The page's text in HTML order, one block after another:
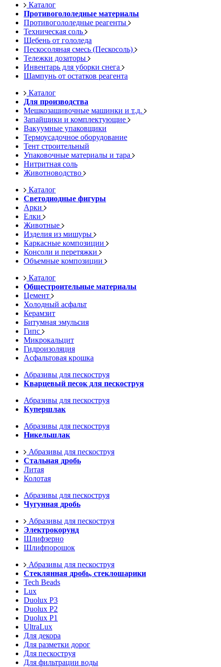
Каталог
Противогололедные материалы
Противогололедные реагенты
Техническая соль
Щебень от гололеда
Пескосоляная смесь (Пескосоль)
Тележки дозаторы
Инвентарь для уборки снега
Шампунь от остатков реагента
Каталог
Для производства
Мешкозашивочные машинки и т.д.
Запайщики и комплектующие
Вакуумные упаковщики
Термоусадочное оборудование
Тент строительный
Упаковочные материалы и тара
Нитритная соль
Животноводство
Каталог
Светодиодные фигуры
Арки
Елки
Животные
Изделия из мишуры
Каркасные композиции
Консоли и перетяжки
Объемные композиции
Каталог
Общестроительные материалы
Цемент
Холодный асфальт
Керамзит
Битумная эмульсия
Гипс
Микрокальцит
Гидроизоляция
Асфальтовая крошка
Абразивы для пескоструя
Кварцевый песок для пескоструя
Абразивы для пескоструя
Купершлак
Абразивы для пескоструя
Никельшлак
Абразивы для пескоструя
Стальная дробь
Литая
Колотая
Абразивы для пескоструя
Чугунная дробь
Абразивы для пескоструя
Электрокорунд
Шлифзерно
Шлифпорошок
Абразивы для пескоструя
Стеклянная дробь, стеклошарики
Tech Beads
Lux
Duolux P3
Duolux P2
Duolux P1
UltraLux
Для декора
Для разметки дорог
Для пескоструя
Для фильтрации воды